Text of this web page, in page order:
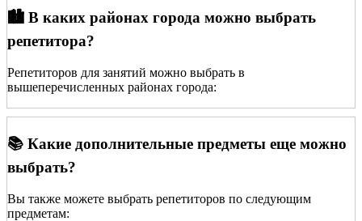
🏙️ В каких районах города можно выбрать
репетитора?
Репетиторов для занятий можно выбрать в
вышеперечисленных районах города:
📚 Какие дополнительные предметы еще можно
выбрать?
Вы также можете выбрать репетиторов по следующим
предметам: